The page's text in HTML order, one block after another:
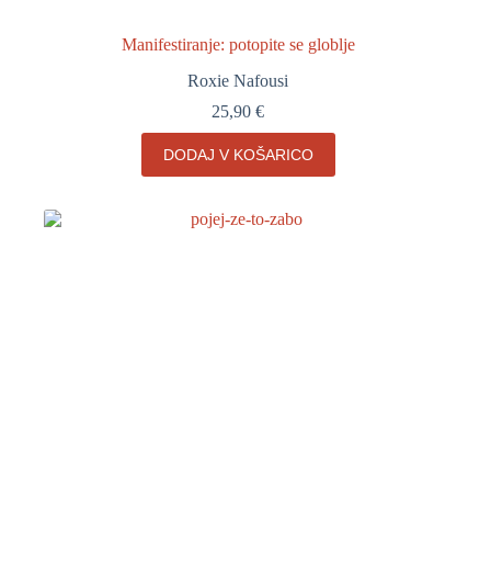
Manifestiranje: potopite se globlje
Roxie Nafousi
25,90€
DODAJ V KOŠARICO